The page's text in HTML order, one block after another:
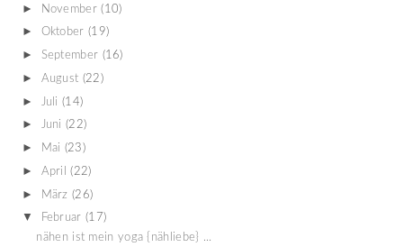
► November (10)
► Oktober (19)
► September (16)
► August (22)
► Juli (14)
► Juni (22)
► Mai (23)
► April (22)
► März (26)
▼ Februar (17)
nähen ist mein yoga {nähliebe} ...